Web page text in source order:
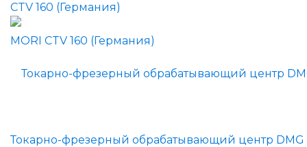
CTV 160 (Германия)
Токарно-фрезерный обрабатывающий центр DMG